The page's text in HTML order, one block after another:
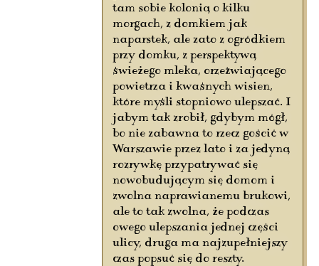
tam sobie kolonią o kilku
morgach, z domkiem jak
naparstek, ale zato z ogródkiem
przy domku, z perspektywą
świeżego mleka, orzeźwiającego
powietrza i kwaśnych wisien,
które myśli stopniowo ulepszać. I
jabym tak zrobił, gdybym mógł,
bo nie zabawna to rzecz gościć w
Warszawie przez lato i za jedyną
rozrywkę przypatrywać się
nowobudującym się domom i
zwolna naprawianemu brukowi,
ale to tak zwolna, że podczas
owego ulepszania jednej części
ulicy, druga ma najzupełniejszy
czas popsuć się do reszty.